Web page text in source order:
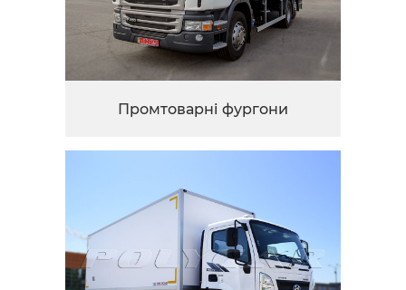
Промтоварні фургони